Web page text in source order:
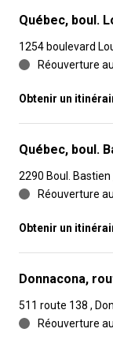
Québec, boul.
1254 boulevard
Réouverture
Obtenir un
Québec, boul.
2290 Boul. Bastien
Réouverture
Obtenir un
Donnacona,
511 route 138 ,
Réouverture